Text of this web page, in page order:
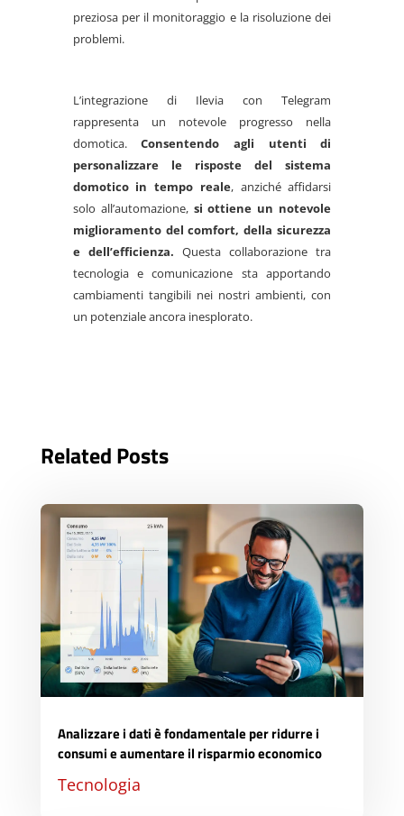
preziosa per il monitoraggio e la risoluzione dei
problemi.
L’integrazione di Ilevia con Telegram
rappresenta un notevole progresso nella
domotica.Consentendo agli utenti di
personalizzare le risposte del sistema
domotico in tempo reale, anziché affidarsi
solo all’automazione, si ottiene un notevole
miglioramento del comfort, della sicurezza
e dell’efficienza. Questa collaborazione tra
tecnologia e comunicazione sta apportando
cambiamenti tangibili nei nostri ambienti, con
un potenziale ancora inesplorato.
Related Posts
Analizzare i dati è fondamentale per ridurre i
consumi e aumentare il risparmio economico
Tecnologia